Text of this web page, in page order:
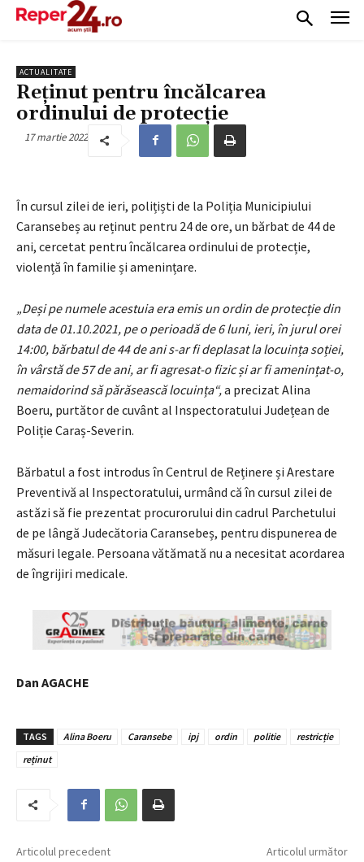
ACTUALITATE
Reținut pentru încălcarea
ordinului de protecție
17 martie 2022
În cursul zilei de ieri, polițiști de la Poliția Municipiului
Caransebeș au reținut pentru 24 de ore, un bărbat de 44 de
ani, cercetat pentru încălcarea ordinului de protecție,
violență în familie și amenințare.
„Deși pe numele acestuia era emis un ordin de protecție din
data de 01.10.2021, pe o perioadă de 6 luni, ieri, în jurul orei
14:00, bărbatul de 44 de ani s-ar fi deplasat la locuința soției,
în vârstă de 57 de ani, ar fi agresat-o fizic și ar fi amenințat-o,
nemaidorind să părăsească locuința“,a precizat Alina
Boeru, purtător de cuvânt al Inspectoratului Județean de
Poliție Caraș-Severin.
Bărbatul a fost introdus în Centrul de Reținere și Arestare
Preventivă al Inspectoratului, urmând că în cursul zilei de
astăzi să fie prezentat procurorului din cadrul Parchetului
de pe lângă Judecătoria Caransebeș, pentru dispunerea de
măsuri legale. Persoana vătămată nu a necesitat acordarea
de îngrijiri medicale.
Dan AGACHE
TAGS Alina Boeru Caransebe ipj ordin politie
restricție
reținut
Articolul precedent Articolul următor